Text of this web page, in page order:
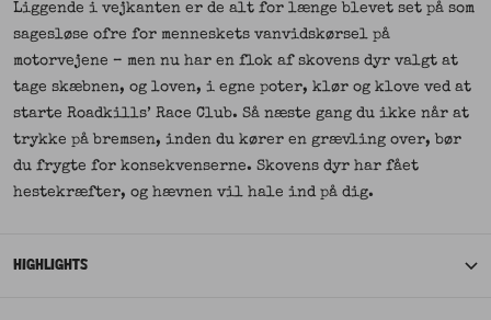
Liggende i vejkanten er de alt for længe blevet set på som
sagesløse ofre for menneskets vanvidskørsel på
motorvejene – men nu har en flok af skovens dyr valgt at
tage skæbnen, og loven, i egne poter, klør og klove ved at
starte Roadkills’ Race Club. Så næste gang du ikke når at
trykke på bremsen, inden du kører en grævling over, bør
du frygte for konsekvenserne. Skovens dyr har fået
hestekræfter, og hævnen vil hale ind på dig.
HIGHLIGHTS